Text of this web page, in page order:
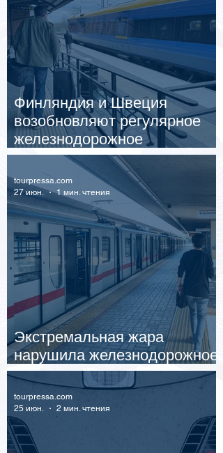
Финляндия и Швеция
возобновляют регулярное
железнодорожное
сообщение
Экстремальная жара
нарушила железнодорожное
сообщение в Европе
tourpressa.com
27 июн.
1 мин. чтения
tourpressa.com
25 июн.
2 мин. чтения